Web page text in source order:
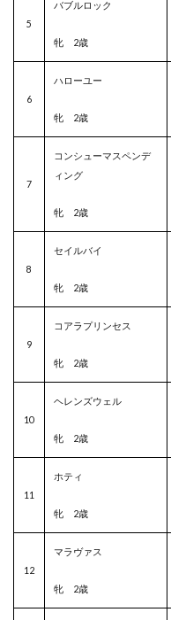
5
バブルロック
牝 2歳
6
ハローユー
牝 2歳
7
コンシューマスペンデ
ィング
牝 2歳
8
セイルバイ
牝 2歳
9
コアラプリンセス
牝 2歳
10
ヘレンズウェル
牝 2歳
11
ホティ
牝 2歳
12
マラヴァス
牝 2歳